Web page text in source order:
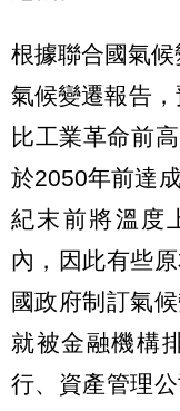
根據聯合國氣
氣候變遷報告
比工業革命前
於2050年前達
紀末前將溫度
內，因此有些
國政府制訂氣
就被金融機構
行、資產管理